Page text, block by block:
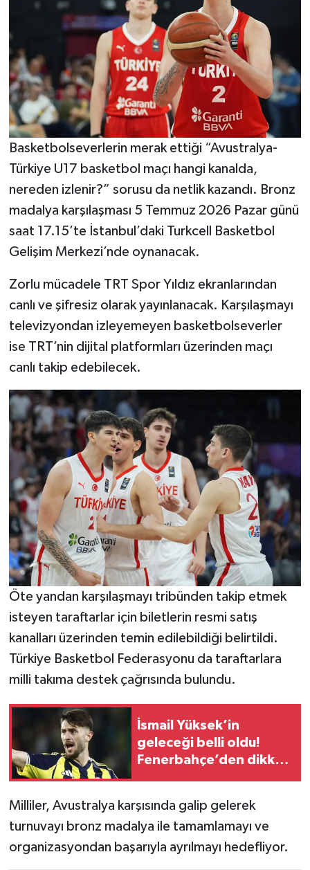
Basketbolseverlerin merak ettiği “Avustralya-
Türkiye U17 basketbol maçı hangi kanalda,
nereden izlenir?” sorusu da netlik kazandı. Bronz
madalya karşılaşması 5 Temmuz 2026 Pazar günü
saat 17.15’te İstanbul’daki Turkcell Basketbol
Gelişim Merkezi’nde oynanacak.
Zorlu mücadele TRT Spor Yıldız ekranlarından
canlı ve şifresiz olarak yayınlanacak. Karşılaşmayı
televizyondan izleyemeyen basketbolseverler
ise TRT’nin dijital platformları üzerinden maçı
canlı takip edebilecek.
Öte yandan karşılaşmayı tribünden takip etmek
isteyen taraftarlar için biletlerin resmi satış
kanalları üzerinden temin edilebildiği belirtildi.
Türkiye Basketbol Federasyonu da taraftarlara
milli takıma destek çağrısında bulundu.
İsmail Yüksek’in
geleceği belli oldu!
Fenerbahçe’den dikkat
Milliler, Avustralya karşısında galip gelerek
turnuvayı bronz madalya ile tamamlamayı ve
organizasyondan başarıyla ayrılmayı hedefliyor.